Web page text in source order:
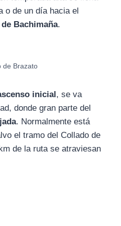
o de un día hacia el
Bachimaña.
de Brazato
inicial, se va
donde gran parte del
. Normalmente está
el tramo del Collado de
de la ruta se atraviesan